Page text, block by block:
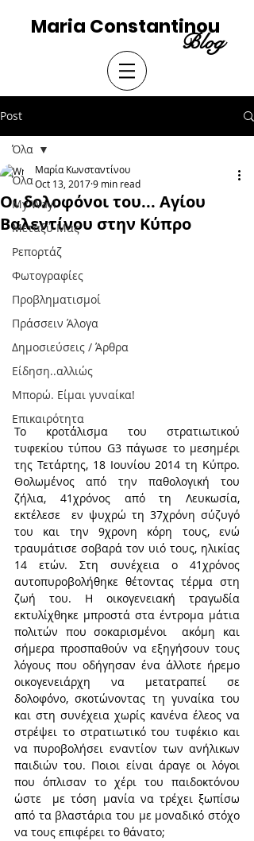
Maria Constantinou
Blog
Post
Όλα
My Way!
Μεταξύ Μας
Ρεπορτάζ
Φωτογραφίες
Προβληματισμοί
Πράσσειν Άλογα
Δημοσιεύσεις / Άρθρα
Είδηση..αλλιώς
Μπορώ. Είμαι γυναίκα!
Επικαιρότητα
Όλα
Οι δολοφόνοι του... Αγίου
Βαλεντίνου στην Κύπρο
Μαρία Κωνσταντίνου
Oct 13, 20179 min read
Το κροτάλισμα του στρατιωτικού
τυφεκίου τύπου G3 πάγωσε το μεσημέρι
της Τετάρτης, 18 Ιουνίου 2014 τη Κύπρο.
Θολωμένος από την παθολογική του
ζήλια, 41χρόνος από τη Λευκωσία,
εκτέλεσε  εν ψυχρώ τη 37χρόνη σύζυγό
του και την 9χρονη κόρη τους, ενώ
τραυμάτισε σοβαρά τον υιό τους, ηλικίας
14 ετών. Στη συνέχεια ο 41χρόνος
αυτοπυροβολήθηκε θέτοντας τέρμα στη
ζωή του. Η οικογενειακή τραγωδία
εκτυλίχθηκε μπροστά στα έντρομα μάτια
πολιτών που σοκαρισμένοι  ακόμη και
σήμερα προσπαθούν να εξηγήσουν τους
λόγους που οδήγησαν ένα άλλοτε ήρεμο
οικογενειάρχη να μετατραπεί σε
δολοφόνο, σκοτώνοντας τη γυναίκα του
και στη συνέχεια χωρίς κανένα έλεος να
στρέψει το στρατιωτικό του τυφέκιο και
να πυροβολήσει εναντίον των ανήλικων
παιδιών του. Ποιοι είναι άραγε οι λόγοι
που όπλισαν το χέρι του παιδοκτόνου
ώστε  με τόση μανία να τρέχει ξωπίσω
από τα βλαστάρια του με μοναδικό στόχο
να τους επιφέρει το θάνατο;